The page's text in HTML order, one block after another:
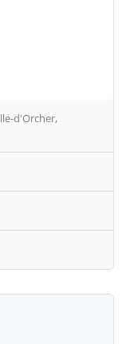
d'Orcher,